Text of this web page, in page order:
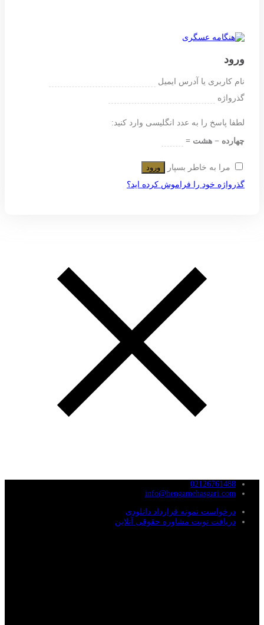
ورود
نام کاربری یا آدرس ایمیل
گذرواژه
لطفا پاسخ را به عدد انگلیسی وارد کنید:
چهارده − هشت =
مرا به خاطر بسپار
ورود
گذرواژه خود را فراموش کرده اید؟
02126761488
info@hengamehasgari.com
درخواست نمونه قرارداد دانلودی
دریافت نوبت مشاوره حقوقی آنلاین